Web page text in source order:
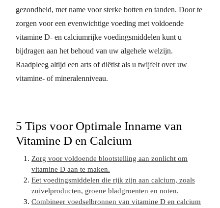
gezondheid, met name voor sterke botten en tanden. Door te
zorgen voor een evenwichtige voeding met voldoende
vitamine D- en calciumrijke voedingsmiddelen kunt u
bijdragen aan het behoud van uw algehele welzijn.
Raadpleeg altijd een arts of diëtist als u twijfelt over uw
vitamine- of mineralenniveau.
5 Tips voor Optimale Inname van
Vitamine D en Calcium
Zorg voor voldoende blootstelling aan zonlicht om
vitamine D aan te maken.
Eet voedingsmiddelen die rijk zijn aan calcium, zoals
zuivelproducten, groene bladgroenten en noten.
Combineer voedselbronnen van vitamine D en calcium